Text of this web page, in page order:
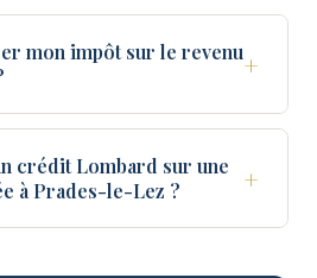
mon impôt sur le revenu+
crédit Lombard sur une
à Prades-le-Lez ?
+